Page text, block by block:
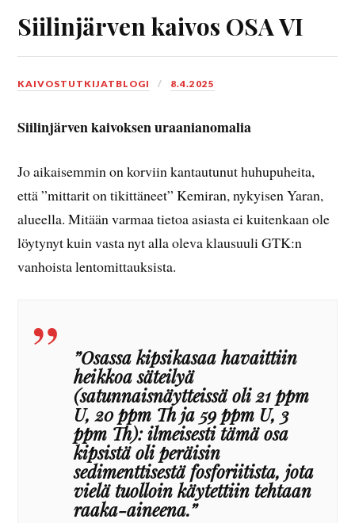
Siilinjärven kaivos OSA VI
KAIVOSTUTKIJATBLOGI 8.4.2025
Siilinjärven kaivoksen uraanianomalia
Jo aikaisemmin on korviin kantautunut huhupuheita,
että ”mittarit on tikittäneet” Kemiran, nykyisen Yaran,
alueella. Mitään varmaa tietoa asiasta ei kuitenkaan ole
löytynyt kuin vasta nyt alla oleva klausuuli GTK:n
vanhoista lentomittauksista.
”Osassa kipsikasaa havaittiin
heikkoa säteilyä
(satunnaisnäytteissä oli 21 ppm
U, 20 ppm Th ja 59 ppm U, 3
ppm Th): ilmeisesti tämä osa
kipsistä oli peräisin
sedimenttisestä fosforiitista, jota
vielä tuolloin käytettiin tehtaan
raaka-aineena.”